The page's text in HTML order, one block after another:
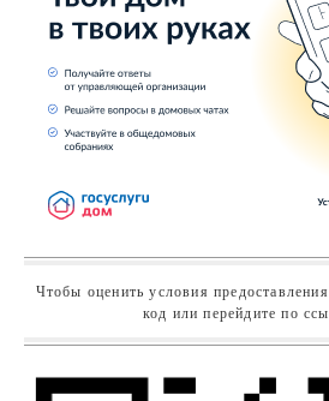
Чтобы оценить условия
код или перейдите по